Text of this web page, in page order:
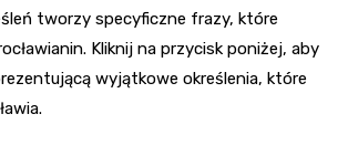
tworzy specyficzne frazy, które
Kliknij na przycisk poniżej, aby
wyjątkowe określenia, które